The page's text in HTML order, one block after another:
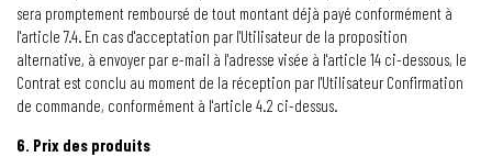
sera promptement remboursé de tout montant déjà payé conformément à
l'article 7.4. En cas d'acceptation par l'Utilisateur de la proposition
alternative, à envoyer par e-mail à l'adresse visée à l'article 14 ci-dessous, le
Contrat est conclu au moment de la réception par l'Utilisateur Confirmation
de commande, conformément à l'article 4.2 ci-dessus.
6. Prix des produits